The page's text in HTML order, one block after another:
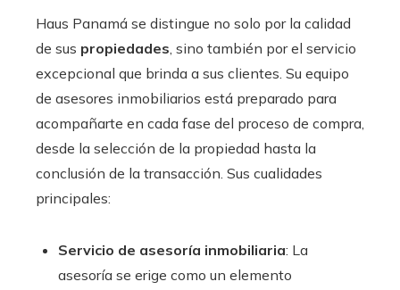
Haus Panamá se distingue no solo por la calidad
de sus propiedades, sino también por el servicio
excepcional que brinda a sus clientes. Su equipo
de asesores inmobiliarios está preparado para
acompañarte en cada fase del proceso de compra,
desde la selección de la propiedad hasta la
conclusión de la transacción. Sus cualidades
principales:
Servicio de asesoría inmobiliaria: La
asesoría se erige como un elemento